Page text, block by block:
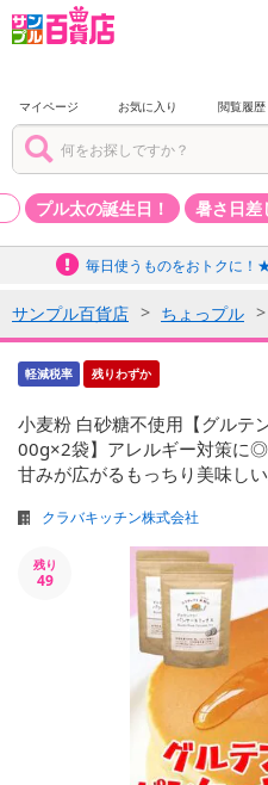
マイページ お気に入り 閲覧履歴
プル太の誕生日！ 暑さ日差
毎日使うものをおトクに
サンプル百貨店 ちょっプル
軽減税率 残りわずか
小麦粉 白砂糖不使用【グルテ
00g×2袋】アレルギー対策に
甘みが広がるもっちり美味し
クラバキッチン株式会社
残り
49